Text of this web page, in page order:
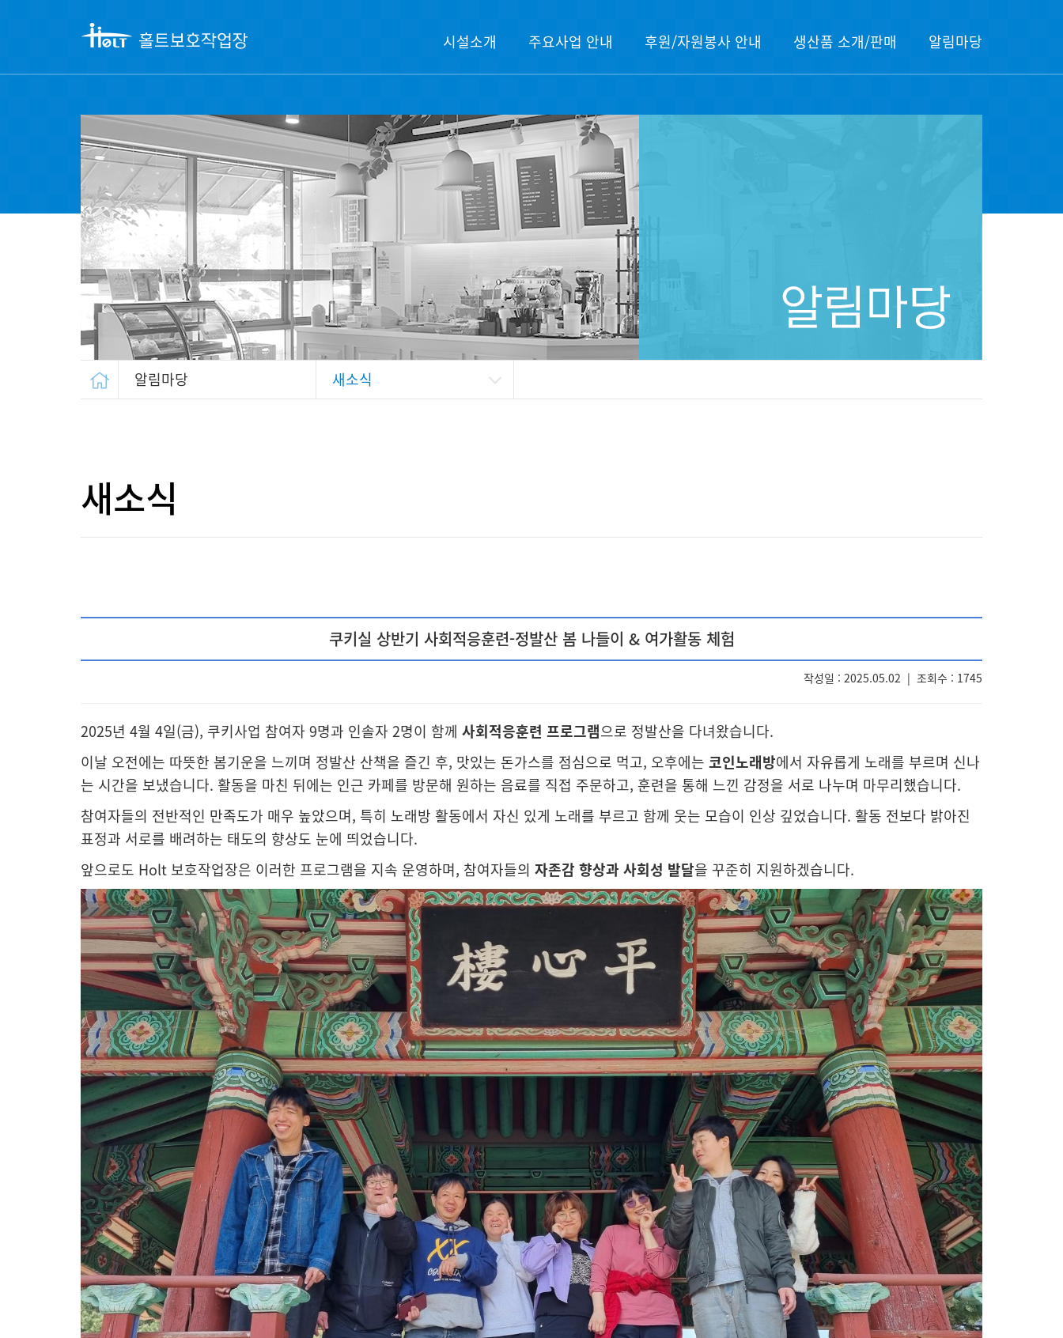
시설소개 주요사업 안내 후원/자원봉사 안내 생산품 소개/판매 알림마당
알림마당 새소식
새소식
쿠키실 상반기 사회적응훈련-정발산 봄 나들이 & 여가활동 체험
작성일 : 2025.05.02 | 조회수 : 1745
2025년 4월 4일(금), 쿠키사업 참여자 9명과 인솔자 2명이 함께 사회적응훈련 프로그램으로 정발산을 다녀왔습니다.
이날 오전에는 따뜻한 봄기운을 느끼며 정발산 산책을 즐긴 후, 맛있는 돈가스를 점심으로 먹고, 오후에는 코인노래방에서 자유롭게 노래를 부르며 신나
는 시간을 보냈습니다. 활동을 마친 뒤에는 인근 카페를 방문해 원하는 음료를 직접 주문하고, 훈련을 통해 느낀 감정을 서로 나누며 마무리했습니다.
참여자들의 전반적인 만족도가 매우 높았으며, 특히 노래방 활동에서 자신 있게 노래를 부르고 함께 웃는 모습이 인상 깊었습니다. 활동 전보다 밝아진
표정과 서로를 배려하는 태도의 향상도 눈에 띄었습니다.
앞으로도 Holt 보호작업장은 이러한 프로그램을 지속 운영하며, 참여자들의 자존감 향상과 사회성 발달을 꾸준히 지원하겠습니다.